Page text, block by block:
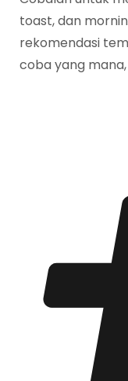
toast, dan
rekomendasi
coba yang